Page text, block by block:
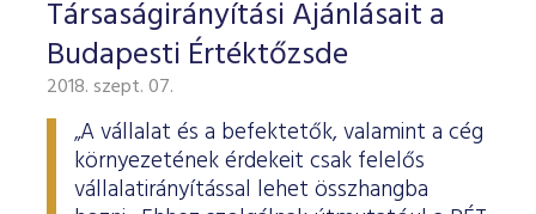
Társaságirányítási Ajánlásait a
Budapesti Értéktőzsde
2018. szept. 07.
„A vállalat és a befektetők, valamint a cég
környezetének érdekeit csak felelős
vállalatirányítással lehet összhangba